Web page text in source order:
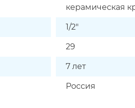
керамическая
1/2"
29
7 лет
Россия